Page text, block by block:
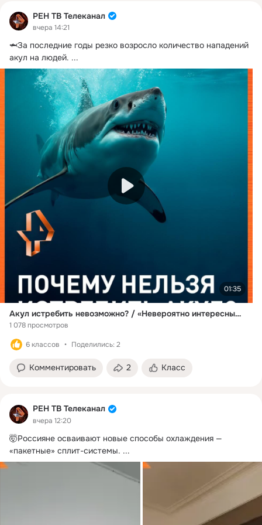
РЕН ТВ Телеканал
вчера 14:21
🦈За последние годы резко возросло количество нападений
акул на людей. ...
01:35
Акул истребить невозможно? / «Невероятно интересные истории»
1 078 просмотров
6 классов Поделились: 2
Комментировать 2 Класс
РЕН ТВ Телеканал
вчера 12:20
🤯Россияне осваивают новые способы охлаждения —
«пакетные» сплит-системы. ...